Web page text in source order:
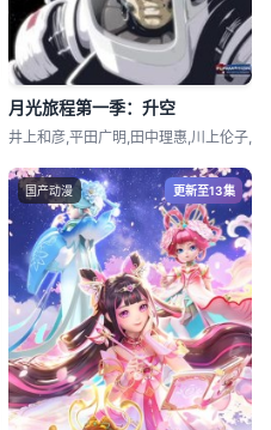
月光旅程第一季：升空
井上和彦,平田广明,田中理惠,川上伦子,
国产动漫 更新至13集